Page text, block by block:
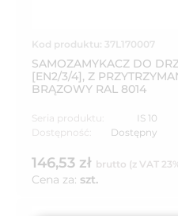
Kod produktu: 37L170007
SAMOZAMYKACZ DO
[EN2/3/4], Z
BRĄZOWY RAL 8014
Seria produktu:
IS 10
Dostępność:
Dostępny
146,53 zł brutto (z VAT
Cena za: szt.